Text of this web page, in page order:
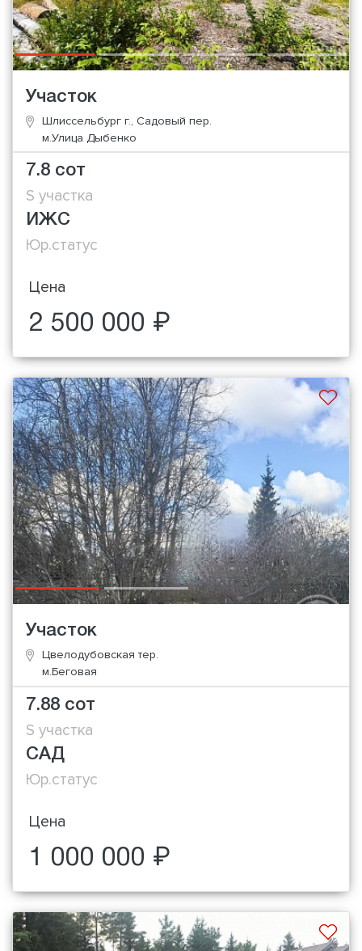
Участок
Шлиссельбург г., Садовый пер.
м.Улица Дыбенко
7.8 сот
S участка
ИЖС
Юр.статус
Цена
2 500 000 ₽
Участок
Цвелодубовская тер.
м.Беговая
7.88 сот
S участка
САД
Юр.статус
Цена
1 000 000 ₽